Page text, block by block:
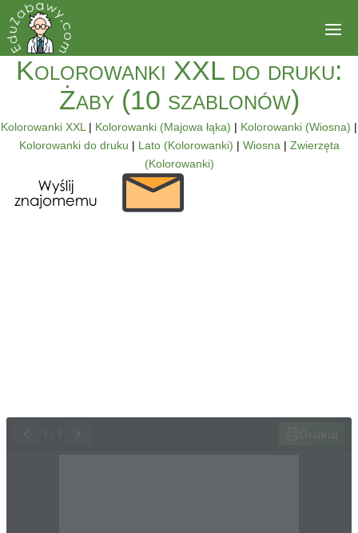
Kolorowanki XXL do druku:
Żaby (10 szablonów)
Kolorowanki XXL | Kolorowanki (Majowa łąka) | Kolorowanki (Wiosna) |
Kolorowanki do druku | Lato (Kolorowanki) | Wiosna | Zwierzęta
(Kolorowanki)